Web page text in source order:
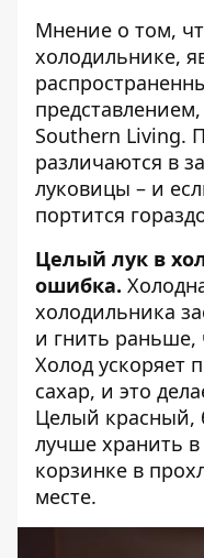
Мнение о том,
холодильнике,
Southern Living.
различаются в
луковицы – и
портится
Целый лук в
ошибка.
холодильника
и гнить
Холод ускоряет
сахар, и это
Целый красный,
лучше хранить в
корзинке в
месте.